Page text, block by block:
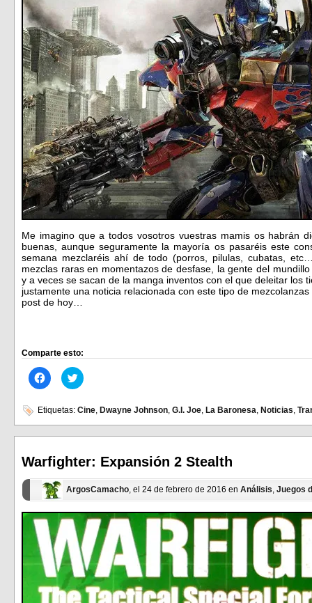
Me imagino que a todos vosotros vuestras mamis os habrán
buenas, aunque seguramente la mayoría os pasaréis este
semana mezclaréis ahí de todo (porros, pilulas, cubatas,
mezclas raras en momentazos de desfase, la gente del
y a veces se sacan de la manga inventos con el que deleitar los
justamente una noticia relacionada con este tipo de
post de hoy…
Comparte esto:
Haz
clic
en
Facebook
(Se
abre
ventana
nueva)
Haz
clic
en
Twitter
(Se
abre
ventana
nueva)
Etiquetas: Cine, Dwayne Johnson, G.I. Joe, La Baronesa, Noticias,
Warfighter: Expansión 2 Stealth
ArgosCamacho, el 24 de febrero de 2016 en Análisis, Juegos